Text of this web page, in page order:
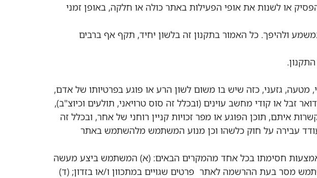
או לשנות את אופי הפעילות באתר כולה או חלקה, באופן זמני
ולהיפך. כל האמור בתקנון זה בלשון יחיד, תקף אף ברבים
גזעני, כזה שיש בו משום לשון הרע או פוגע בפרטיותו של אדם,
או קודי מחשב עוינים (ובכלל זה סוס טרויאני, תולעים וכיוצ"ב),
איתם, תוכן הפוגע או מפר זכויות קניין רוחני של אחר, ובכלל זה
לעודד עבירה על חוק כלשהו וכן מנוע המשתמש מלהשתמש באתר
חסימתו בכל אחד מהמקרים הבאים: (א) המשתמש ביצע מעשה
מסר בעת ההרשמה לאתר פרטים שגויים במתכוון ו/או בזדון; (ד)